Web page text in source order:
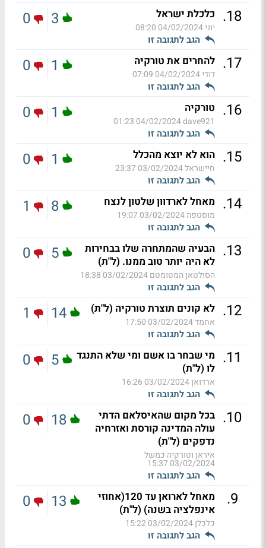
18
. כלכלת ישראל
יוני04/02/2024 08:20
הגב לתגובה זו
3
0
17
. להחרים את טורקיה
דודי04/02/2024 07:09
הגב לתגובה זו
1
0
16
. טורקיה
dave921
04/02/2024 01:23
הגב לתגובה זו
1
0
15
. הוא לא יוצא מהכלל
חיישראל03/02/2024 23:37
הגב לתגובה זו
1
0
14
. מאחל לארדוון שלטון לנצח
מוסטפה03/02/2024 19:07
הגב לתגובה זו
8
1
13
. הבעיה שהמתחרה שלו בבחירות
לא היה יותר טוב ממנו. (ל"ת)
הסולטאן המטומטם03/02/2024 18:38
הגב לתגובה זו
5
0
12
. לא קונים תוצרת טורקיה (ל"ת)
אחמד03/02/2024 17:50
הגב לתגובה זו
14
1
11
. מי שבחר בו אשם ומי שלא התנגד
לו (ל"ת)
ארדואן03/02/2024 16:26
הגב לתגובה זו
5
0
10
. בכל מקום שהאיסלאם הדתי
עולה המדינה קורסת ואזרחיה
נדפקים (ל"ת)
איראן וטורקיה כמשל
03/02/2024 15:37
הגב לתגובה זו
18
0
9
.
מאחל לארואן עד 120(אחוזי
אינפלציה בשנה) (ל"ת)
כלכלן03/02/2024 15:22
הגב לתגובה זו
13
0